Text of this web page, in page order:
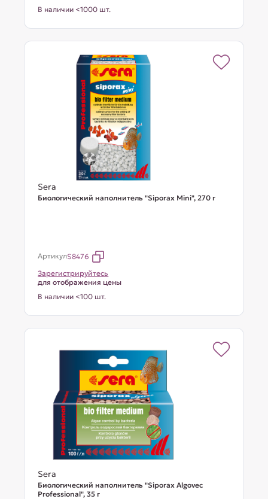
В наличии <1000 шт.
Sera
Биологический наполнитель "Siporax Mini", 270 г
АртикулS8476
Зарегистрируйтесь
для отображения цены
В наличии <100 шт.
Sera
Биологический наполнитель "Siporax Algovec
Professional", 35 г